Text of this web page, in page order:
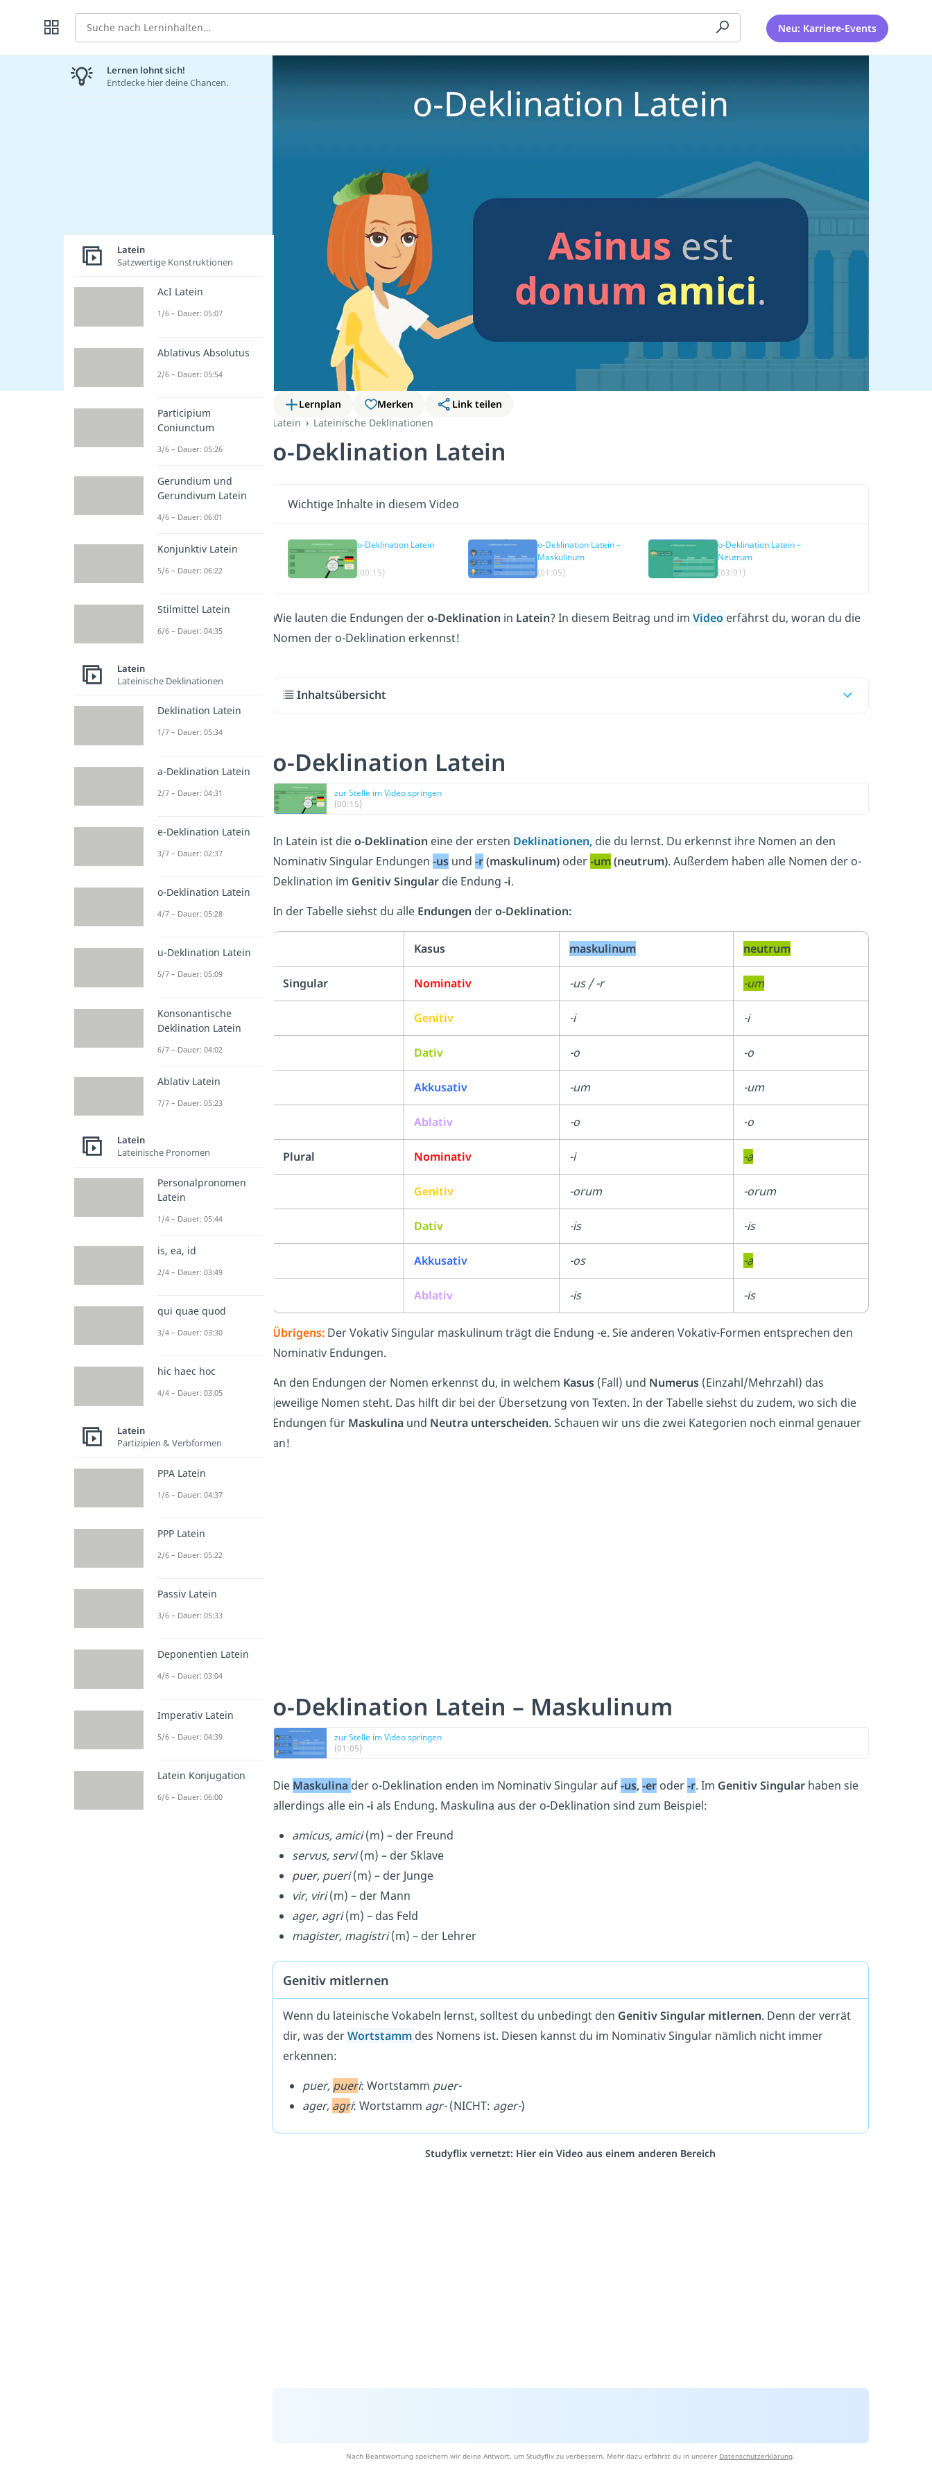
Suche Neu: Karriere-Events
Lernplan Merken
Link teilen
Latein
Lateinische Deklinationen
o-Deklination Latein
Wichtige Inhalte in diesem Video
o-Deklination Latein
(00:15)
o-Deklination Latein –
Maskulinum
(01:05)
o-Deklination Latein –
Neutrum
(03:01)
Wie lauten die Endungen dero-Deklination in Latein? In diesem Beitrag und im Video erfährst du, woran du die
Nomen der o-Deklination erkennst!
Inhaltsübersicht
o-Deklination Latein
zur Stelle im Video springen
(00:15)
In Latein ist dieo-Deklination eine der ersten Deklinationen, die du lernst. Du erkennst ihre Nomen an den
Nominativ Singular Endungen -usund -r (maskulinum)oder-um(neutrum). Außerdem haben alle Nomen der o-
Deklination im Genitiv Singulardie Endung -i.
In der Tabelle siehst du alle Endungen dero-Deklination:
Kasus maskulinum neutrum
Singular Nominativ -us / -r -um
Genitiv -i -i
Dativ -o -o
Akkusativ -um -um
Ablativ -o -o
Plural Nominativ -i -a
Genitiv -orum -orum
Dativ -is -is
Akkusativ -os -a
Ablativ -is -is
Übrigens: Der Vokativ Singular maskulinum trägt die Endung -e. Sie anderen Vokativ-Formen entsprechen den
Nominativ Endungen.
An den Endungen der Nomen erkennst du, in welchem Kasus(Fall) und Numerus (Einzahl/Mehrzahl) das
jeweilige Nomen steht. Das hilft dir bei der Übersetzung von Texten. In der Tabelle siehst du zudem, wo sich die
Endungen für Maskulinaund Neutra unterscheiden. Schauen wir uns die zwei Kategorien noch einmal genauer
an!
o-Deklination Latein – Maskulinum
zur Stelle im Video springen
(01:05)
Die Maskulina der o-Deklination enden im Nominativ Singular auf-us,-eroder-r. Im Genitiv Singularhaben sie
allerdings alle ein -i als Endung. Maskulina aus der o-Deklination sind zum Beispiel:
amicus, amici(m) – der Freund
servus, servi(m) – der Sklave
puer, pueri(m) – der Junge
vir, viri(m) – der Mann
ager, agri(m) – das Feld
magister, magistri(m) – der Lehrer
Genitiv mitlernen
Wenn du lateinische Vokabeln lernst, solltest du unbedingt den Genitiv Singular mitlernen. Denn der verrät
dir, was derWortstamm des Nomens ist. Diesen kannst du im Nominativ Singular nämlich nicht immer
erkennen:
puer, pueri: Wortstamm puer-
ager, agri: Wortstamm agr-(NICHT: ager-)
Studyflix vernetzt: Hier ein Video aus einem anderen Bereich
Nach Beantwortung speichern wir deine Antwort, um Studyflix zu verbessern. Mehr dazu erfährst du in unserer Datenschutzerklärung.
Lernen lohnt sich!
Entdecke hier deine Chancen.
Latein
Satzwertige Konstruktionen
AcI Latein
1/6 – Dauer: 05:07
Ablativus Absolutus
2/6 – Dauer: 05:54
Participium
Coniunctum
3/6 – Dauer: 05:26
Gerundium und
Gerundivum Latein
4/6 – Dauer: 06:01
Konjunktiv Latein
5/6 – Dauer: 06:22
Stilmittel Latein
6/6 – Dauer: 04:35
Latein
Lateinische Deklinationen
Deklination Latein
1/7 – Dauer: 05:34
a-Deklination Latein
2/7 – Dauer: 04:31
e-Deklination Latein
3/7 – Dauer: 02:37
o-Deklination Latein
4/7 – Dauer: 05:28
u-Deklination Latein
5/7 – Dauer: 05:09
Konsonantische
Deklination Latein
6/7 – Dauer: 04:02
Ablativ Latein
7/7 – Dauer: 05:23
Latein
Lateinische Pronomen
Personalpronomen
Latein
1/4 – Dauer: 05:44
is, ea, id
2/4 – Dauer: 03:49
qui quae quod
3/4 – Dauer: 03:30
hic haec hoc
4/4 – Dauer: 03:05
Latein
Partizipien & Verbformen
PPA Latein
1/6 – Dauer: 04:37
PPP Latein
2/6 – Dauer: 05:22
Passiv Latein
3/6 – Dauer: 05:33
Deponentien Latein
4/6 – Dauer: 03:04
Imperativ Latein
5/6 – Dauer: 04:39
Latein Konjugation
6/6 – Dauer: 06:00